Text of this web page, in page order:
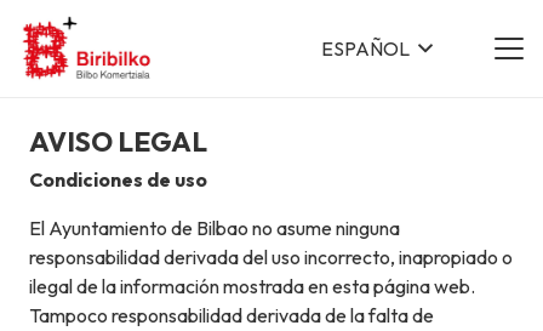
ESPAÑOL
AVISO LEGAL
Condiciones de uso
El Ayuntamiento de Bilbao no asume ninguna
responsabilidad derivada del uso incorrecto, inapropiado o
ilegal de la información mostrada en esta página web.
Tampoco responsabilidad derivada de la falta de